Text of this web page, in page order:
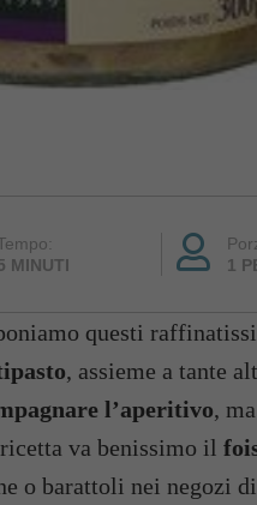
MINUTI
1
questi
, assieme a tante
l’aperitivo,
va benissimo il
o barattoli nei negozi